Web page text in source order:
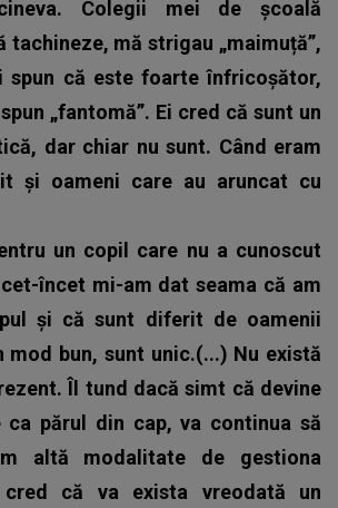
Colegii mei de școală
tachineze, mă strigau „maimuță”,
spun că este foarte înfricoșător,
„fantomă”. Ei cred că sunt un
dar chiar nu sunt. Când eram
și oameni care au aruncat cu
un copil care nu a cunoscut
încet mi-am dat seama că am
și că sunt diferit de oamenii
mod bun, sunt unic.(...) Nu există
Îl tund dacă simt că devine
ca părul din cap, va continua să
altă modalitate de gestiona
că va exista vreodată un